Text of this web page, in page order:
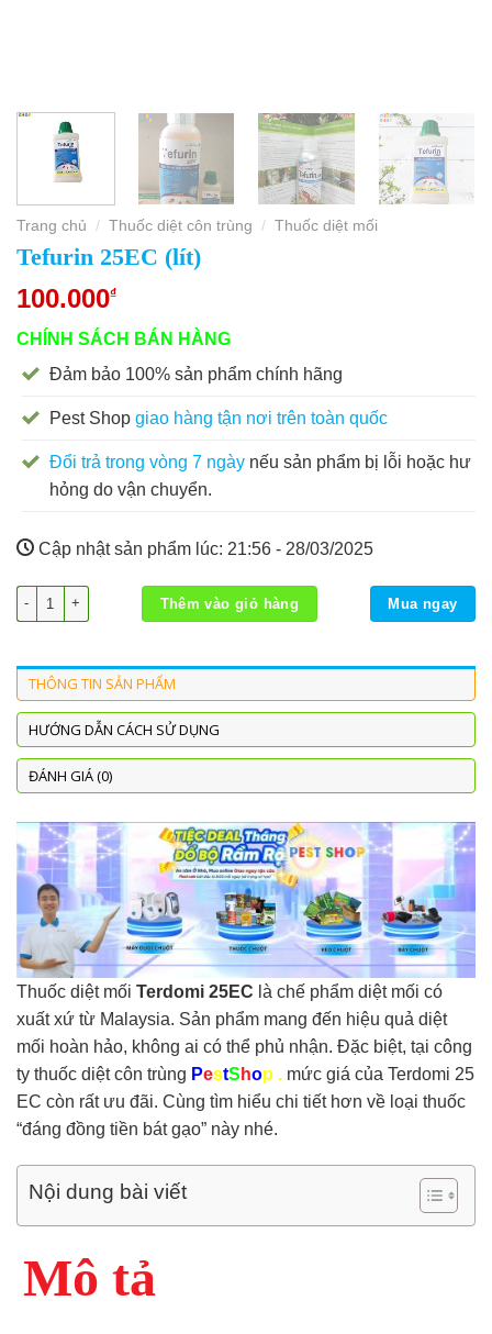
Trang chủ / Thuốc diệt côn trùng / Thuốc diệt mối
Tefurin 25EC (lít)
100.000₫
CHÍNH SÁCH BÁN HÀNG
Đảm bảo 100% sản phẩm chính hãng
Pest Shop giao hàng tận nơi trên toàn quốc
Đổi trả trong vòng 7 ngày nếu sản phẩm bị lỗi hoặc hư
hỏng do vận chuyển.
Cập nhật sản phẩm lúc: 21:56 - 28/03/2025
Thêm vào giỏ hàng Mua ngay
THÔNG TIN SẢN PHẨM
HƯỚNG DẪN CÁCH SỬ DỤNG
ĐÁNH GIÁ (0)
Thuốc diệt mối Terdomi 25EC là chế phẩm diệt mối có
xuất xứ từ Malaysia. Sản phẩm mang đến hiệu quả diệt
mối hoàn hảo, không ai có thể phủ nhận. Đặc biệt, tại công
ty thuốc diệt côn trùng PestS hop . mức giá của Terdomi 25
EC còn rất ưu đãi. Cùng tìm hiểu chi tiết hơn về loại thuốc
“đáng đồng tiền bát gạo” này nhé.
Nội dung bài viết
Mô tả